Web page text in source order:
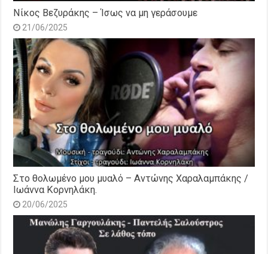
Νίκος Βεζυράκης – Ίσως να μη γεράσουμε
21/06/2025
Στο θολωμένο μου μυαλό – Αντώνης Χαραλαμπάκης /
Ιωάννα Κορνηλάκη.
20/06/2025